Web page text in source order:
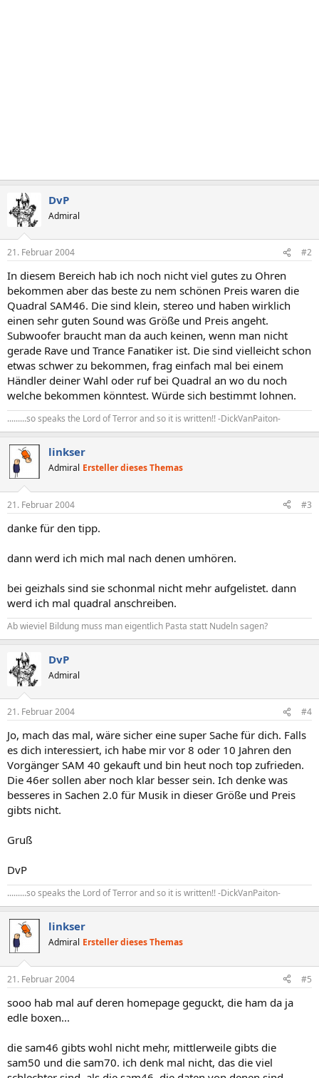
DvP
Admiral
21. Februar 2004 #2
In diesem Bereich hab ich noch nicht viel gutes zu Ohren
bekommen aber das beste zu nem schönen Preis waren die
Quadral SAM46. Die sind klein, stereo und haben wirklich
einen sehr guten Sound was Größe und Preis angeht.
Subwoofer braucht man da auch keinen, wenn man nicht
gerade Rave und Trance Fanatiker ist. Die sind vielleicht schon
etwas schwer zu bekommen, frag einfach mal bei einem
Händler deiner Wahl oder ruf bei Quadral an wo du noch
welche bekommen könntest. Würde sich bestimmt lohnen.
.........so speaks the Lord of Terror and so it is written!! -DickVanPaiton-
linkser
Admiral Ersteller dieses Themas
21. Februar 2004 #3
danke für den tipp.
dann werd ich mich mal nach denen umhören.
bei geizhals sind sie schonmal nicht mehr aufgelistet. dann
werd ich mal quadral anschreiben.
Ab wieviel Bildung muss man eigentlich Pasta statt Nudeln sagen?
DvP
Admiral
21. Februar 2004 #4
Jo, mach das mal, wäre sicher eine super Sache für dich. Falls
es dich interessiert, ich habe mir vor 8 oder 10 Jahren den
Vorgänger SAM 40 gekauft und bin heut noch top zufrieden.
Die 46er sollen aber noch klar besser sein. Ich denke was
besseres in Sachen 2.0 für Musik in dieser Größe und Preis
gibts nicht.
Gruß
DvP
.........so speaks the Lord of Terror and so it is written!! -DickVanPaiton-
linkser
Admiral Ersteller dieses Themas
21. Februar 2004 #5
sooo hab mal auf deren homepage geguckt, die ham da ja
edle boxen...
die sam46 gibts wohl nicht mehr, mittlerweile gibts die
sam50 und die sam70. ich denk mal nicht, das die viel